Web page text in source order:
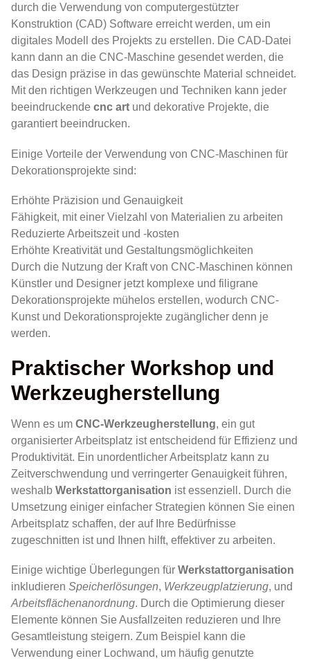
durch die Verwendung von computergestützter
Konstruktion (CAD) Software erreicht werden, um ein
digitales Modell des Projekts zu erstellen. Die CAD-Datei
kann dann an die CNC-Maschine gesendet werden, die
das Design präzise in das gewünschte Material schneidet.
Mit den richtigen Werkzeugen und Techniken kann jeder
beeindruckende cnc art und dekorative Projekte, die
garantiert beeindrucken.
Einige Vorteile der Verwendung von CNC-Maschinen für
Dekorationsprojekte sind:
Erhöhte Präzision und Genauigkeit
Fähigkeit, mit einer Vielzahl von Materialien zu arbeiten
Reduzierte Arbeitszeit und -kosten
Erhöhte Kreativität und Gestaltungsmöglichkeiten
Durch die Nutzung der Kraft von CNC-Maschinen können
Künstler und Designer jetzt komplexe und filigrane
Dekorationsprojekte mühelos erstellen, wodurch CNC-
Kunst und Dekorationsprojekte zugänglicher denn je
werden.
Praktischer Workshop und
Werkzeugherstellung
Wenn es um CNC-Werkzeugherstellung, ein gut
organisierter Arbeitsplatz ist entscheidend für Effizienz und
Produktivität. Ein unordentlicher Arbeitsplatz kann zu
Zeitverschwendung und verringerter Genauigkeit führen,
weshalb Werkstattorganisation ist essenziell. Durch die
Umsetzung einiger einfacher Strategien können Sie einen
Arbeitsplatz schaffen, der auf Ihre Bedürfnisse
zugeschnitten ist und Ihnen hilft, effektiver zu arbeiten.
Einige wichtige Überlegungen für Werkstattorganisation
inkludieren Speicherlösungen, Werkzeugplatzierung, und
Arbeitsflächenanordnung. Durch die Optimierung dieser
Elemente können Sie Ausfallzeiten reduzieren und Ihre
Gesamtleistung steigern. Zum Beispiel kann die
Verwendung einer Lochwand, um häufig genutzte